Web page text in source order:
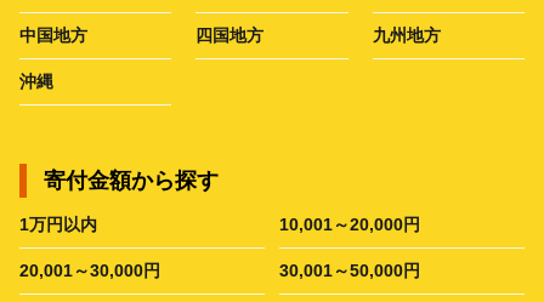
中国地方 四国地方 九州地方
沖縄
寄付金額から探す
1万円以内 10,001～20,000円
20,001～30,000円 30,001～50,000円